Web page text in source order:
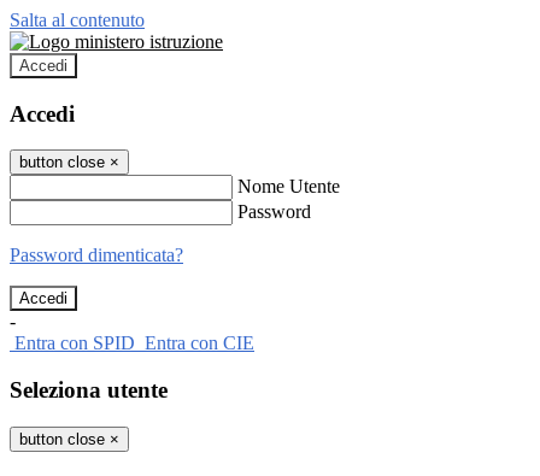
Salta al contenuto
Accedi
Accedi
button close ×
Nome Utente
Password
Password dimenticata?
-
Entra con SPID Entra con CIE
Seleziona utente
button close ×